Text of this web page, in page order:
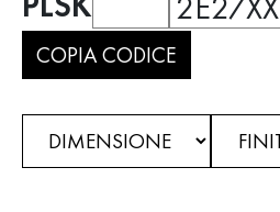
COPIA CODICE